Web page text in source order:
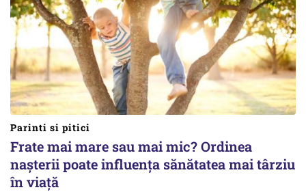
Parinti si pitici
Frate mai mare sau mai mic? Ordinea
nașterii poate influența sănătatea mai târziu
în viață